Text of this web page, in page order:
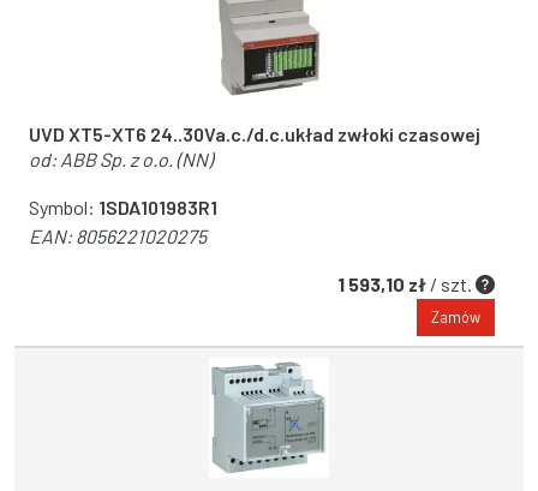
UVD XT5-XT6 24..30Va.c./d.c.układ zwłoki czasowej
od: ABB Sp. z o.o. (NN)
Symbol: 1SDA101983R1
EAN:8056221020275
1 593,10 zł / szt.
Zamów